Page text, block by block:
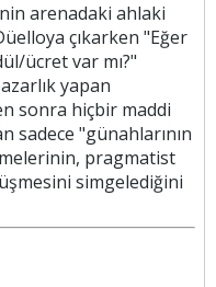
arenadaki ahlaki
çıkarken "Eğer
ücret var mı?"
yapan
sonra hiçbir maddi
sadece "günahlarının
pragmatist
simgelediğini